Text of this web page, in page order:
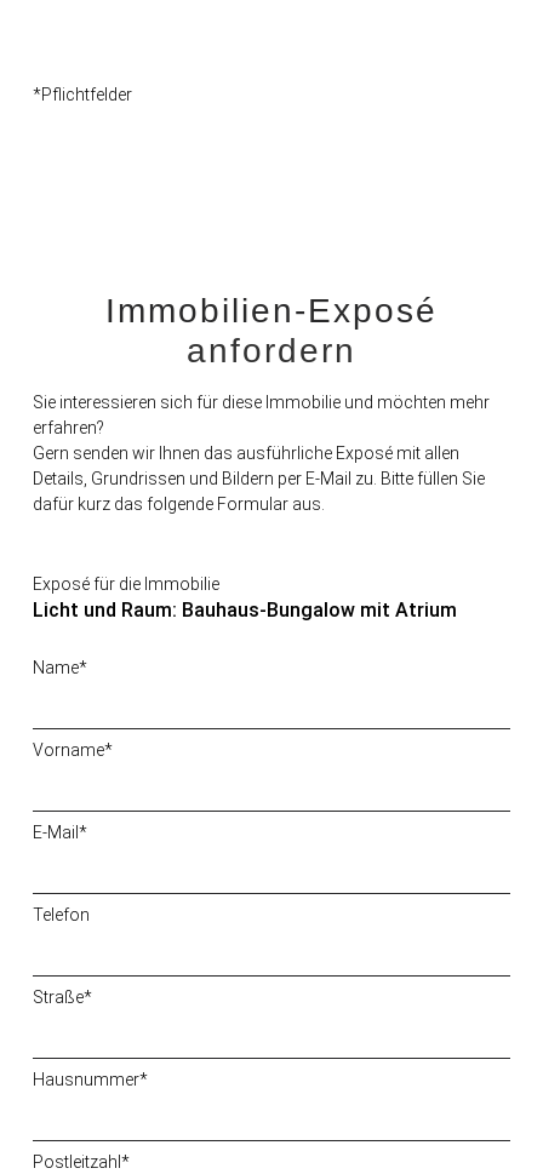
*Pflichtfelder
Immobilien-Exposé
anfordern
Sie interessieren sich für diese Immobilie und möchten mehr
erfahren?
Gern senden wir Ihnen das ausführliche Exposé mit allen
Details, Grundrissen und Bildern per E-Mail zu. Bitte füllen Sie
dafür kurz das folgende Formular aus.
Exposé für die Immobilie
Licht und Raum: Bauhaus-Bungalow mit Atrium
Name*
Vorname*
E-Mail*
Telefon
Straße*
Hausnummer*
Postleitzahl*